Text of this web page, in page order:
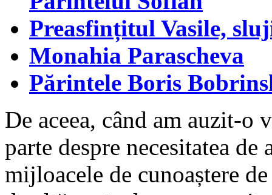
Preasfințitul Vasile,
Monahia Parascheva
Părintele Boris
De aceea, când am auzit-o
parte despre necesitatea
mijloacele de cunoaștere